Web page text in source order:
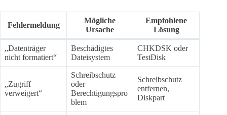
Fehlermeldung
Mögliche
Ursache
Empfohlene
Lösung
„Datenträger
nicht formatiert“
Beschädigtes
Dateisystem
CHKDSK oder
TestDisk
„Zugriff
verweigert“
Schreibschutz
oder
Berechtigungspro
blem
Schreibschutz
entfernen,
Diskpart